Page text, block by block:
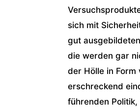
sich mit
gut
die werden gar
der Hölle in
erschreckend
führenden